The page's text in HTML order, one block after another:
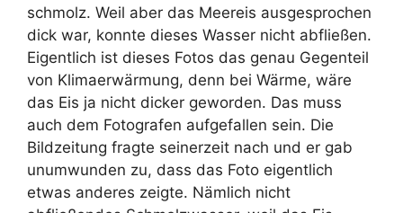
schmolz. Weil aber das Meereis ausgesprochen
dick war, konnte dieses Wasser nicht abfließen.
Eigentlich ist dieses Fotos das genau Gegenteil
von Klimaerwärmung, denn bei Wärme, wäre
das Eis ja nicht dicker geworden. Das muss
auch dem Fotografen aufgefallen sein. Die
Bildzeitung fragte seinerzeit nach und er gab
unumwunden zu, dass das Foto eigentlich
etwas anderes zeigte. Nämlich nicht